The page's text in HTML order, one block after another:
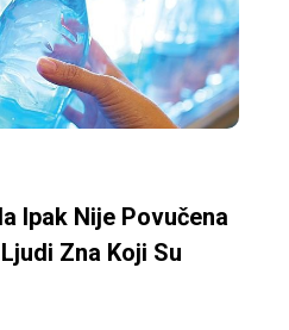
Ipak Nije Povučena
Zna Koji Su